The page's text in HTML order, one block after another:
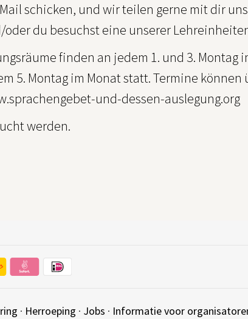
schicken, und wir teilen gerne mit dir
oder du besuchst eine unserer
finden an jedem 1. und 3.
5. Montag im Monat statt. Termine
und-dessen-auslegung.org
werden.
· Herroeping · Jobs · Informatie voor